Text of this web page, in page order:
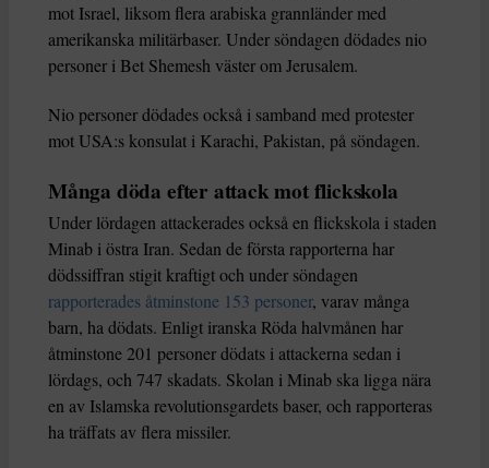
mot Israel, liksom flera arabiska grannländer med
amerikanska militärbaser. Under söndagen dödades nio
personer i Bet Shemesh väster om Jerusalem.
Nio personer dödades också i samband med protester
mot USA:s konsulat i Karachi, Pakistan, på söndagen.
Många döda efter attack mot flickskola
Under lördagen attackerades också en flickskola i staden
Minab i östra Iran. Sedan de första rapporterna har
dödssiffran stigit kraftigt och under söndagen
rapporterades åtminstone 153 personer, varav många
barn, ha dödats. Enligt iranska Röda halvmånen har
åtminstone 201 personer dödats i attackerna sedan i
lördags, och 747 skadats. Skolan i Minab ska ligga nära
en av Islamska revolutionsgardets baser, och rapporteras
ha träffats av flera missiler.